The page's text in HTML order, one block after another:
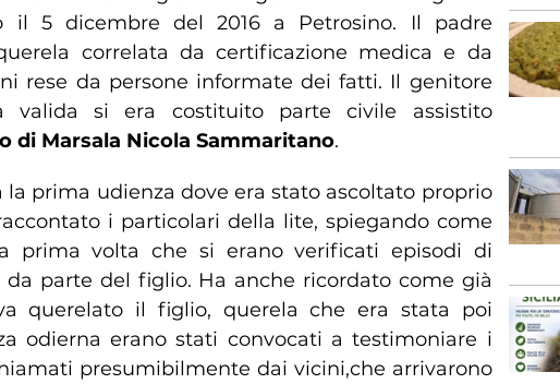
il 5 dicembre del 2016 a Petrosino. Il padre
correlata da certificazione medica e da
rese da persone informate dei fatti. Il genitore
valida si era costituito parte civile assistito
di Marsala Nicola Sammaritano.
la prima udienza dove era stato ascoltato proprio
i particolari della lite, spiegando come
prima volta che si erano verificati episodi di
da parte del figlio. Ha anche ricordato come già
querelato il figlio, querela che era stata poi
odierna erano stati convocati a testimoniare i
presumibilmente dai vicini,che arrivarono